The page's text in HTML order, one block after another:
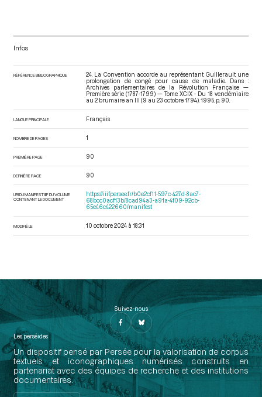
Infos
RÉFÉRENCE BIBLIOGRAPHIQUE
24. La Convention accorde au représentant Guillerault une
prolongation de congé pour cause de maladie. Dans :
Archives parlementaires de la Révolution Française —
Première série (1787-1799) — Tome XCIX - Du 18 vendémiaire
au 2 brumaire an III (9 au 23 octobre 1794) . 1995. p. 90.
LANGUE PRINCIPALE Français
NOMBRE DE PAGES 1
PREMIÈRE PAGE 90
DERNIÈRE PAGE 90
URI DU MANIFEST IIIF DU VOLUME
CONTENANT LE DOCUMENT
https://iiif.persee.fr/b0e2cf11-597c-427d-8ac7-
68bcc0acf13b/8cad94a3-a91a-4f09-92cb-
65e46c422660/manifest
MODIFIÉ LE 10 octobre 2024 à 18:31
Suivez-nous
Les perséides
Un dispositif pensé par Persée pour la valorisation de corpus
textuels et iconographiques numérisés construits en
partenariat avec des équipes de recherche et des institutions
documentaires.